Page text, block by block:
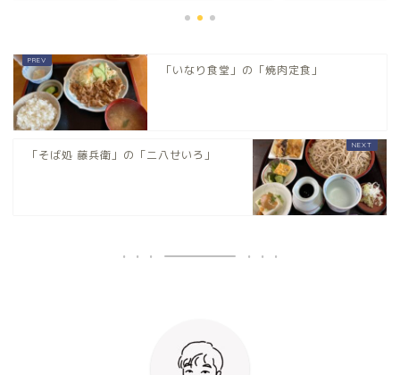
「いなり食堂」の「焼肉定食」
「そば処 藤兵衛」の「二八せいろ」